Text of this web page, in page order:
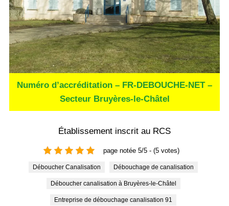
Numéro d’accréditation – FR-DEBOUCHE-NET –
Secteur Bruyères-le-Châtel
Établissement inscrit au RCS
page notée 5/5 - (5 votes)
Déboucher Canalisation Débouchage de canalisation
Déboucher canalisation à Bruyères-le-Châtel
Entreprise de débouchage canalisation 91